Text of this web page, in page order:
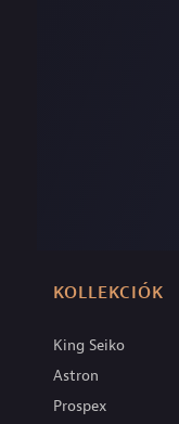
KOLLEKCIÓK
King Seiko
Astron
Prospex